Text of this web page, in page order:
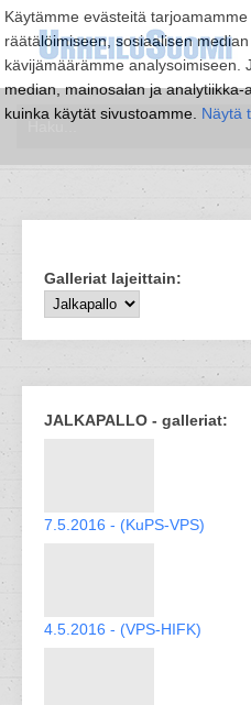
Käytämme evästeitä
räätälöimiseen, sosiaalisen
kävijämäärämme analysoimiseen.
median, mainosalan ja analytiikka-
kuinka käytät sivustoamme. Näytä
Galleriat lajeittain:
JALKAPALLO - galleriat:
7.5.2016 - (KuPS-VPS)
4.5.2016 - (VPS-HIFK)